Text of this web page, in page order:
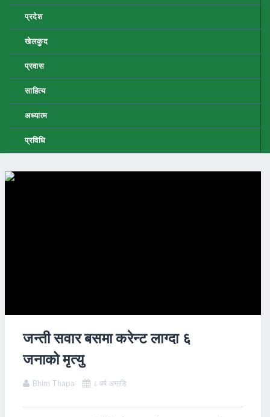
प्रदेश
खेलकुद
प्रवास
साहित्य
अध्यात्म
प्रविधि
जन्ती सवार बसमा करेन्ट लाग्दा ६
जनाको मृत्यु
Bhim Thapa ८ वर्ष अगाडि